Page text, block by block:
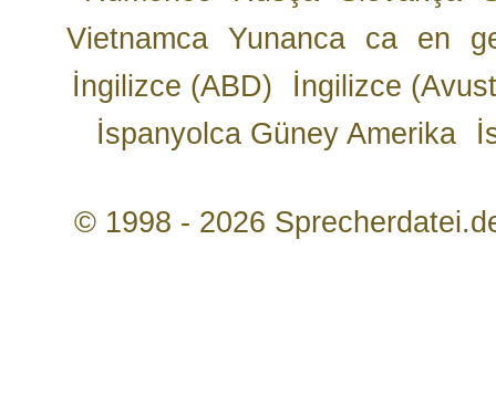
Vietnamca
Yunanca ca en
İngilizce (ABD)
İngilizce
İspanyolca Güney Amerika
© 1998 - 2026